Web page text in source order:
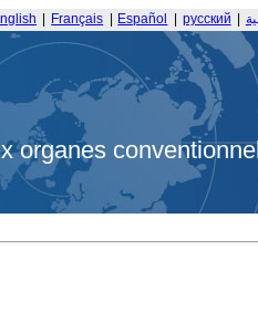
Français Español русский
organes